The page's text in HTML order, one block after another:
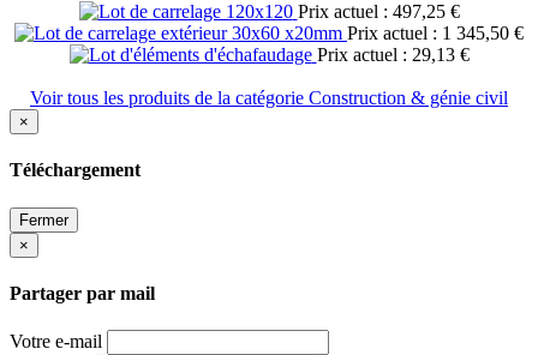
Prix actuel : 497,25 €
Prix actuel : 1 345,50 €
Prix actuel : 29,13 €
Voir tous les produits de la catégorie Construction & génie civil
×
Téléchargement
Fermer
×
Partager par mail
Votre e-mail